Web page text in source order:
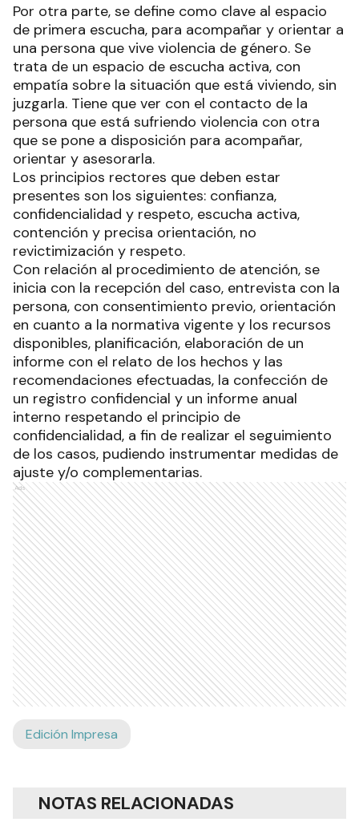
Por otra parte, se define como clave al espacio
de primera escucha, para acompañar y orientar a
una persona que vive violencia de género. Se
trata de un espacio de escucha activa, con
empatía sobre la situación que está viviendo, sin
juzgarla. Tiene que ver con el contacto de la
persona que está sufriendo violencia con otra
que se pone a disposición para acompañar,
orientar y asesorarla.
Los principios rectores que deben estar
presentes son los siguientes: confianza,
confidencialidad y respeto, escucha activa,
contención y precisa orientación, no
revictimización y respeto.
Con relación al procedimiento de atención, se
inicia con la recepción del caso, entrevista con la
persona, con consentimiento previo, orientación
en cuanto a la normativa vigente y los recursos
disponibles, planificación, elaboración de un
informe con el relato de los hechos y las
recomendaciones efectuadas, la confección de
un registro confidencial y un informe anual
interno respetando el principio de
confidencialidad, a fin de realizar el seguimiento
de los casos, pudiendo instrumentar medidas de
ajuste y/o complementarias.
Ads
Edición Impresa
NOTAS RELACIONADAS